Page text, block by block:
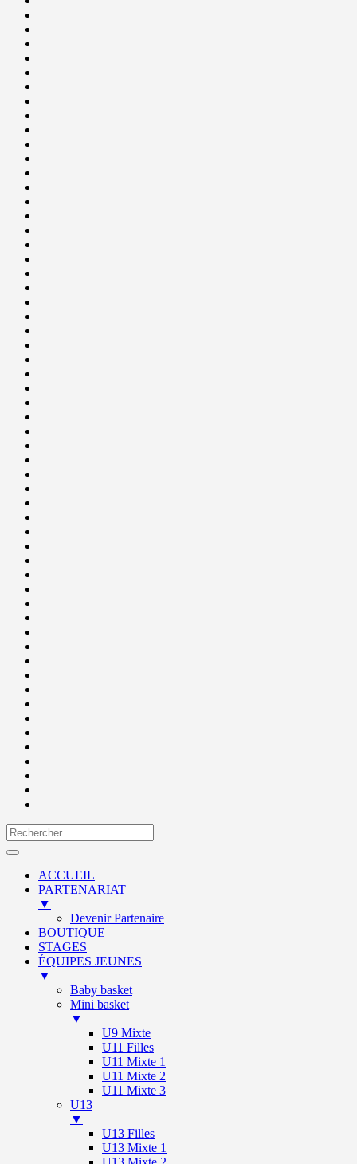
ACCUEIL
PARTENARIAT
▼
Devenir Partenaire
BOUTIQUE
STAGES
ÉQUIPES JEUNES
▼
Baby basket
Mini basket
▼
U9 Mixte
U11 Filles
U11 Mixte 1
U11 Mixte 2
U11 Mixte 3
U13
▼
U13 Filles
U13 Mixte 1